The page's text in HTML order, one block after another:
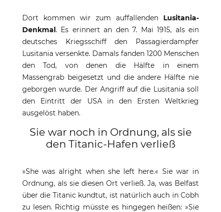
Dort kommen wir zum auffallenden Lusitania-
Denkmal. Es erinnert an den 7. Mai 1915, als ein
deutsches Kriegsschiff den Passagierdampfer
Lusitania versenkte. Damals fanden 1200 Menschen
den Tod, von denen die Hälfte in einem
Massengrab beigesetzt und die andere Hälfte nie
geborgen wurde. Der Angriff auf die Lusitania soll
den Eintritt der USA in den Ersten Weltkrieg
ausgelöst haben.
Sie war noch in Ordnung, als sie
den Titanic-Hafen verließ
»She was alright when she left here.« Sie war in
Ordnung, als sie diesen Ort verließ. Ja, was Belfast
über die Titanic kundtut, ist natürlich auch in Cobh
zu lesen. Richtig müsste es hingegen heißen: »Sie